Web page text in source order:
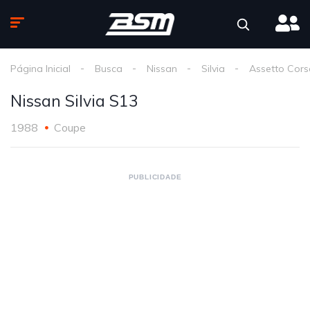
Página Inicial Busca Nissan Silvia Assetto
Nissan Silvia S13
1988 Coupe
PUBLICIDADE